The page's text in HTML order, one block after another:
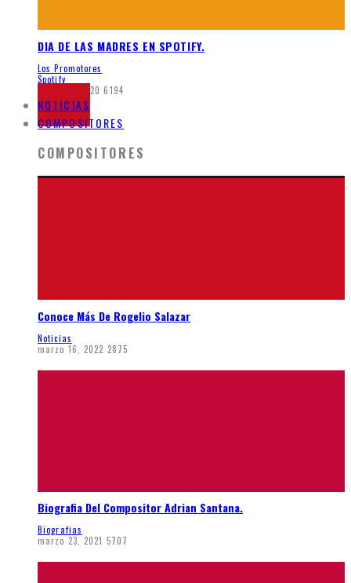
DIA DE LAS MADRES EN SPOTIFY.
Los Promotores
Spotify
mayo 26, 2020 6194
NOTICIAS
COMPOSITORES
COMPOSITORES
Conoce Más De Rogelio Salazar
Noticias
marzo 16, 2022 2875
Biografia Del Compositor Adrian Santana.
Biografias
marzo 23, 2021 5707